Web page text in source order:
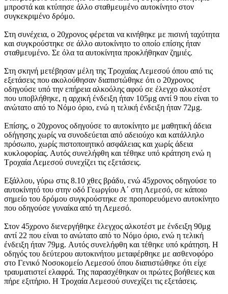
μπροστά και κτύπησε άλλο σταθμευμένο αυτοκίνητο στον
συγκεκριμένο δρόμο.
Στη συνέχεια, ο 20χρονος φέρεται να κινήθηκε με πισινή ταχύτητα
και συγκρούστηκε σε άλλο αυτοκίνητο το οποίο επίσης ήταν
σταθμευμένο. Σε όλα τα αυτοκίνητα προκλήθηκαν ζημιές.
Στη σκηνή μετέβησαν μέλη της Τροχαίας Λεμεσού όπου από τις
εξετάσεις που ακολούθησαν διαπιστώθηκε ότι ο 20χρονος
οδηγούσε υπό την επήρεια αλκοόλης αφού σε έλεγχο αλκοτέστ
που υποβλήθηκε, η αρχική ένδειξη ήταν 105μg αντί 9 που είναι το
ανώτατο από το Νόμο όριο, ενώ η τελική ένδειξη ήταν 72μg.
Επίσης, ο 20χρονος οδηγούσε το αυτοκίνητο με μαθητική άδεια
οδήγησης χωρίς να συνοδεύεται από αδειούχο και κατάλληλο
πρόσωπο, χωρίς πιστοποιητικό ασφάλειας και χωρίς άδεια
κυκλοφορίας. Αυτός συνελήφθη και τέθηκε υπό κράτηση ενώ η
Τροχαία Λεμεσού συνεχίζει τις εξετάσεις.
Εξάλλου, γύρω στις 8.10 χθες βράδυ, ενώ 45χρονος οδηγούσε το
αυτοκίνητό του στην οδό Γεωργίου Α΄ στη Λεμεσό, σε κάποιο
σημείο του δρόμου συγκρούστηκε σε προπορευόμενο αυτοκίνητο
που οδηγούσε γυναίκα από τη Λεμεσό.
Στον 45χρονο διενεργήθηκε έλεγχος αλκοτέστ με ένδειξη 90μg
αντί 22 που είναι το ανώτατο από το Νόμο όριο, ενώ η τελική
ένδειξη ήταν 79μg. Αυτός συνελήφθη και τέθηκε υπό κράτηση. Η
οδηγός του δεύτερου αυτοκινήτου μεταφέρθηκε με ασθενοφόρο
στο Γενικό Νοσοκομείο Λεμεσού όπου διαπιστώθηκε ότι είχε
τραυματιστεί ελαφρά. Της παρασχέθηκαν οι πρώτες βοήθειες και
πήρε εξιτήριο. Η Τροχαία Λεμεσού συνεχίζει τις εξετάσεις.